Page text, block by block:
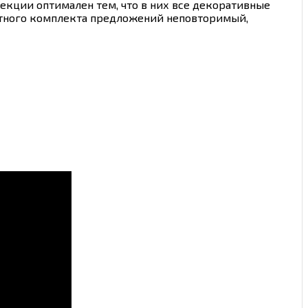
оптимален тем, что в них все декоративные
комплекта предложений неповторимый,